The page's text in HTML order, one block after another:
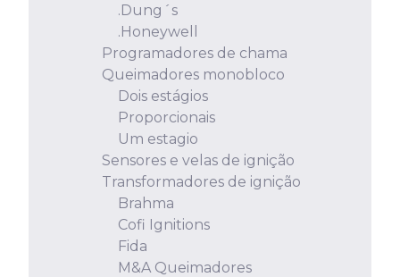
.Dung´s
.Honeywell
Programadores de chama
Queimadores monobloco
Dois estágios
Proporcionais
Um estagio
Sensores e velas de ignição
Transformadores de ignição
Brahma
Cofi Ignitions
Fida
M&A Queimadores